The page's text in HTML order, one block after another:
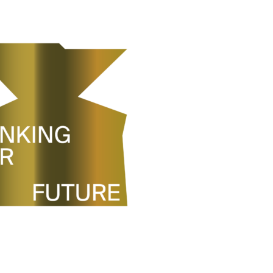
FOR FUTURE